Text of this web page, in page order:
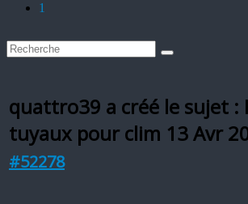
1
quattro39 a créé le sujet :
tuyaux pour clim 13 Avr
#52278